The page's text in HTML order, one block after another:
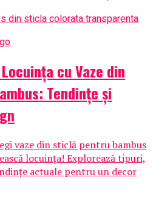
cu Vaze din
Tendințe și
vaze din sticlă pentru bambus
locuința! Explorează tipuri,
actuale pentru un decor